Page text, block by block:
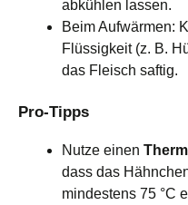
abkühlen lassen.
Beim Aufwärmen:
Flüssigkeit (z. B.
das Fleisch saftig.
Pro-Tipps
Nutze einen
dass das
mindestens 75 °C